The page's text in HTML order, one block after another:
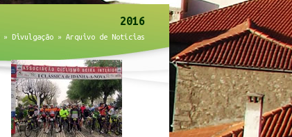
2016
» Divulgação » Arquivo de Notícias